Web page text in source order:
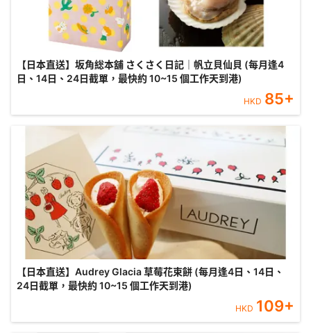
【日本直送】坂角総本舖 さくさく日記｜帆立貝仙貝 (每月逢4
日、14日、24日截單，最快約 10~15 個工作天到港)
HKD 85+
【日本直送】Audrey Glacia 草莓花束餅 (每月逢4日、14日、
24日截單，最快約 10~15 個工作天到港)
HKD 109+